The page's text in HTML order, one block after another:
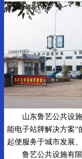
山东鲁艺公共设
能电子站牌解决方案”
起便服务于城市发展
鲁艺公共设施有